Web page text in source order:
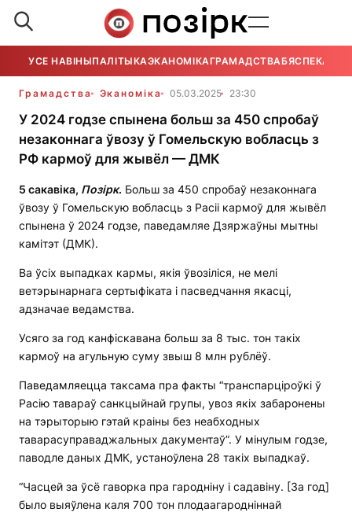
УСЕ НАВІНЫПАЛІТЫКАЭКАНОМІКАГРАМАДСТВАБЯСПЕКА
Грамадства Эканоміка 05.03.2025 23:30
У 2024 годзе спынена больш за 450 спробаў
незаконнага ўвозу ў Гомельскую вобласць з
РФ кармоў для жывёл — ДМК
5 сакавіка, Позірк. Больш за 450 спробаў незаконнага
ўвозу ў Гомельскую вобласць з Расіі кармоў для жывёл
спынена ў 2024 годзе, паведамляе Дзяржаўны мытны
камітэт (ДМК).
Ва ўсіх выпадках кармы, якія ўвозіліся, не мелі
ветэрынарнага сертыфіката і пасведчання якасці,
адзначае ведамства.
Усяго за год канфіскавана больш за 8 тыс. тон такіх
кармоў на агульную суму звыш 8 млн рублёў.
Паведамляецца таксама пра факты “транспарціроўкі ў
Расію тавараў санкцыйнай групы, увоз якіх забаронены
на тэрыторыю гэтай краіны без неабходных
таварасуправаджальных дакументаў”. У мінулым годзе,
паводле даных ДМК, устаноўлена 28 такіх выпадкаў.
“Часцей за ўсё гаворка пра гародніну і садавіну. [За год]
было выяўлена каля 700 тон плодаагародніннай